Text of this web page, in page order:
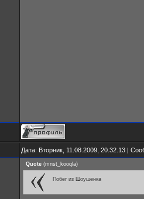
Дата: Вторник, 11.08.2009, 20.32.13 |
Quote (mnst_kooqla)
Побег из Шоушенка